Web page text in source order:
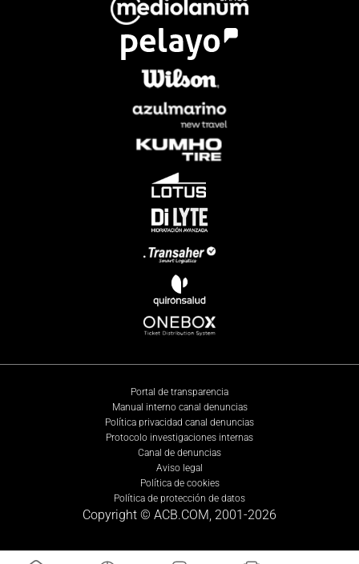
Portal de transparencia
Manual interno canal denuncias
Política privacidad canal denuncias
Protocolo investigaciones internas
Canal de denuncias
Aviso legal
Política de cookies
Política de protección de datos
Copyright © ACB.COM, 2001-2026